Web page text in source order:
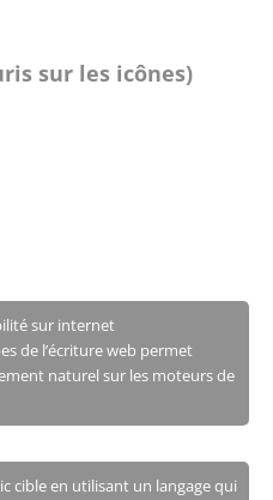
sur les icônes)
sur internet
de l’écriture web permet
naturel sur les moteurs de
cible en utilisant un langage qui